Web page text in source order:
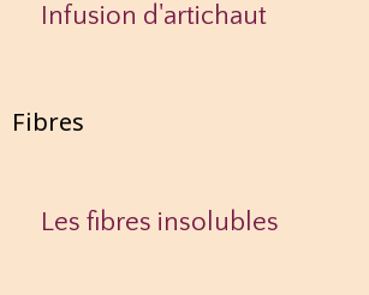
Infusion d'artichaut
Fibres
Les fibres insolubles